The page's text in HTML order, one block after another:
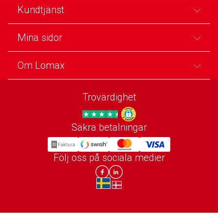
Kundtjänst
Mina sidor
Om Lomax
Trovärdighet
Trygg E-handel
Säkra betalningar
Följ oss på sociala medier
Lomax DK Facebook
Lomax SE LinkIn
sv-SEda-DK